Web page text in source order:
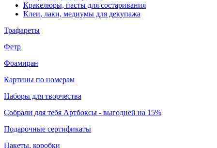
Кракелюры, пасты для состаривания
Клеи, лаки, медиумы для декупажа
Трафареты
Фетр
Фоамиран
Картины по номерам
Наборы для творчества
Собрали для тебя Артбоксы - выгодней на 15%
Подарочные сертификаты
Пакеты, коробки